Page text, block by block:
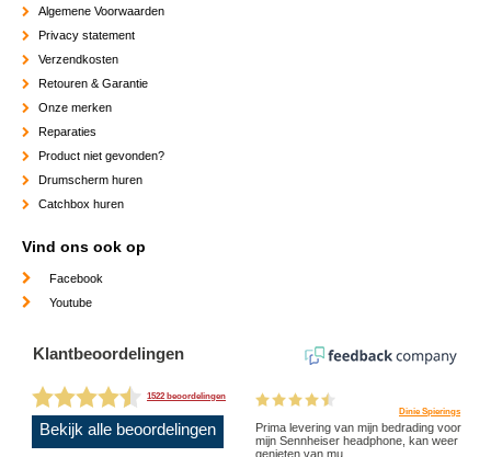
Algemene Voorwaarden
Privacy statement
Verzendkosten
Retouren & Garantie
Onze merken
Reparaties
Product niet gevonden?
Drumscherm huren
Catchbox huren
Vind ons ook op
Facebook
Youtube
Klantbeoordelingen
1522 beoordelingen
Bekijk alle beoordelingen
Dinie Spierings
Prima levering van mijn bedrading voor
mijn Sennheiser headphone, kan weer
genieten van mu...